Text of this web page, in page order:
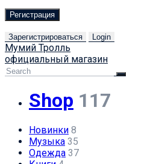
Регистрация
Зарегистрироваться Login
Мумий Тролль
официальный магазин
Shop 117
Новинки 8
Музыка 35
Одежда 37